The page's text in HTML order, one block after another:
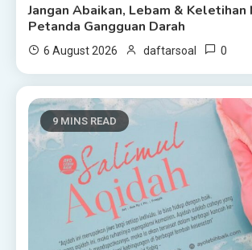
Jangan Abaikan, Lebam & Keletihan
Petanda Gangguan Darah
6 August 2026 daftarsoal 0
9 MINS READ